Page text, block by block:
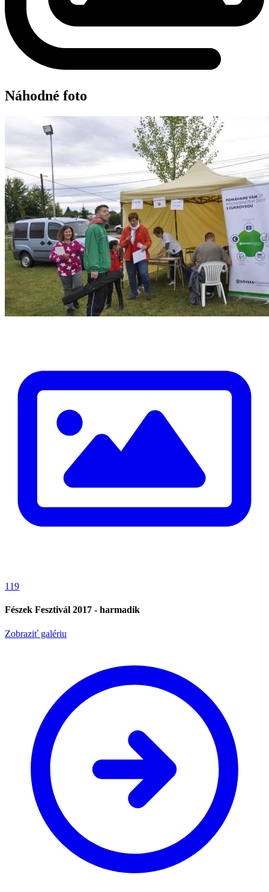
Náhodné foto
119
Fészek Fesztivál 2017 - harmadik
Zobraziť galériu